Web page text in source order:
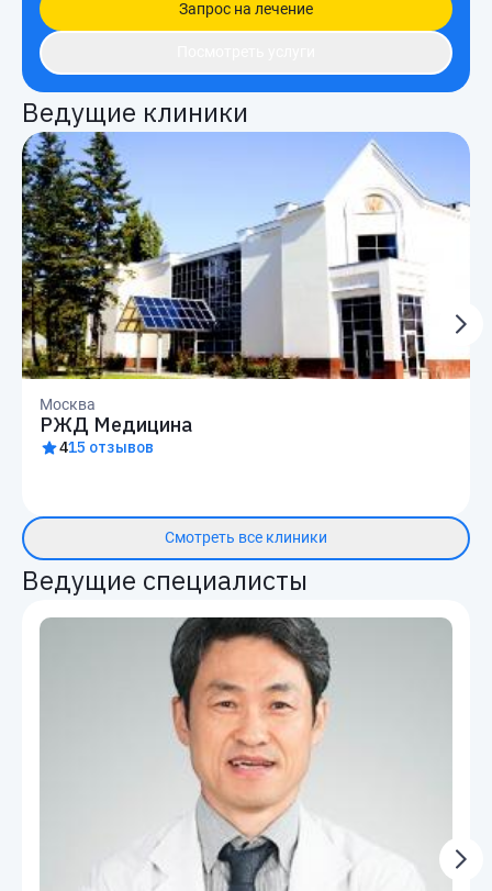
Запрос на лечение
Ведущие клиники
Москва
РЖД Медицина
415 отзывов
Смотреть все клиники
Ведущие специалисты